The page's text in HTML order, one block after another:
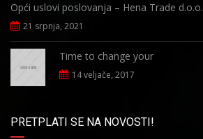
Opći uslovi poslovanja – Hena Trade d.o.o.
21 srpnja, 2021
Time to change your
14 veljače, 2017
PRETPLATI SE NA NOVOSTI!